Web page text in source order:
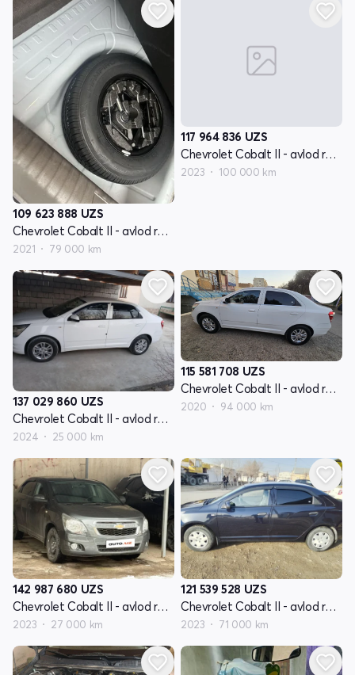
109 623 888 UZS
Chevrolet Cobalt II - avlod restyling
2021 79 000 km
117 964 836 UZS
Chevrolet Cobalt II - avlod restyling
2023 100 000 km
137 029 860 UZS
Chevrolet Cobalt II - avlod restyling
2024 25 000 km
115 581 708 UZS
Chevrolet Cobalt II - avlod restyling
2020 94 000 km
142 987 680 UZS
Chevrolet Cobalt II - avlod restyling
2023 27 000 km
121 539 528 UZS
Chevrolet Cobalt II - avlod restyling
2023 71 000 km